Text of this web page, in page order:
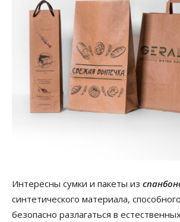
Интересны cумки и пакеты из
синтетического материала,
безопасно разлагаться в